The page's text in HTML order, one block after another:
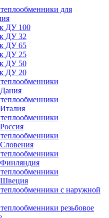
для
ДУ 100
ДУ 32
ДУ 65
ДУ 25
ДУ 50
ДУ 20
Финляндия
Швеция
с наружной
резьбовое